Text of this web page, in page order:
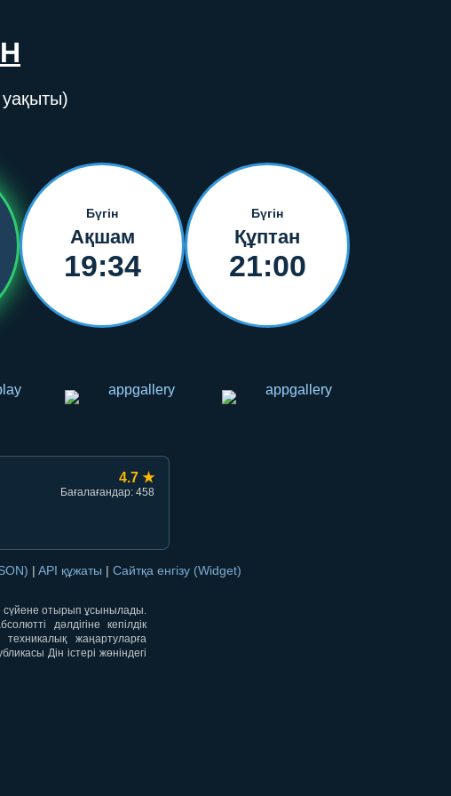
Бүгін
Ақшам
19:34
Бүгін
Құптан
21:00
4.7 ★
Бағалағандар: 458
| API құжаты | Сайтқа енгізу (Widget)
сүйене отырып ұсынылады.
дәлдігіне кепілдік
техникалық жаңартуларға
Дін істері жөніндегі